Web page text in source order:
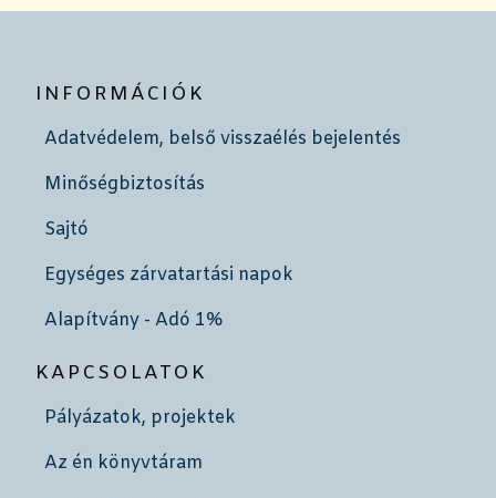
INFORMÁCIÓK
Adatvédelem, belső visszaélés bejelentés
Minőségbiztosítás
Sajtó
Egységes zárvatartási napok
Alapítvány - Adó 1%
KAPCSOLATOK
Pályázatok, projektek
Az én könyvtáram